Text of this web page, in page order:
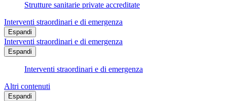
Strutture sanitarie private accreditate
Interventi straordinari e di emergenza
Espandi
Interventi straordinari e di emergenza
Espandi
Interventi straordinari e di emergenza
Altri contenuti
Espandi